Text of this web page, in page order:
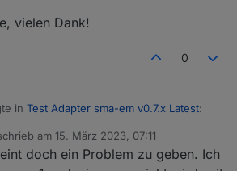
vielen Dank!
0
in Test Adapter sma-em v0.7.x Latest:
ich das minor Release sma-em v0.7.0
am 15. März 2023, 07:11
editiert von
doch ein Problem zu geben. Ich